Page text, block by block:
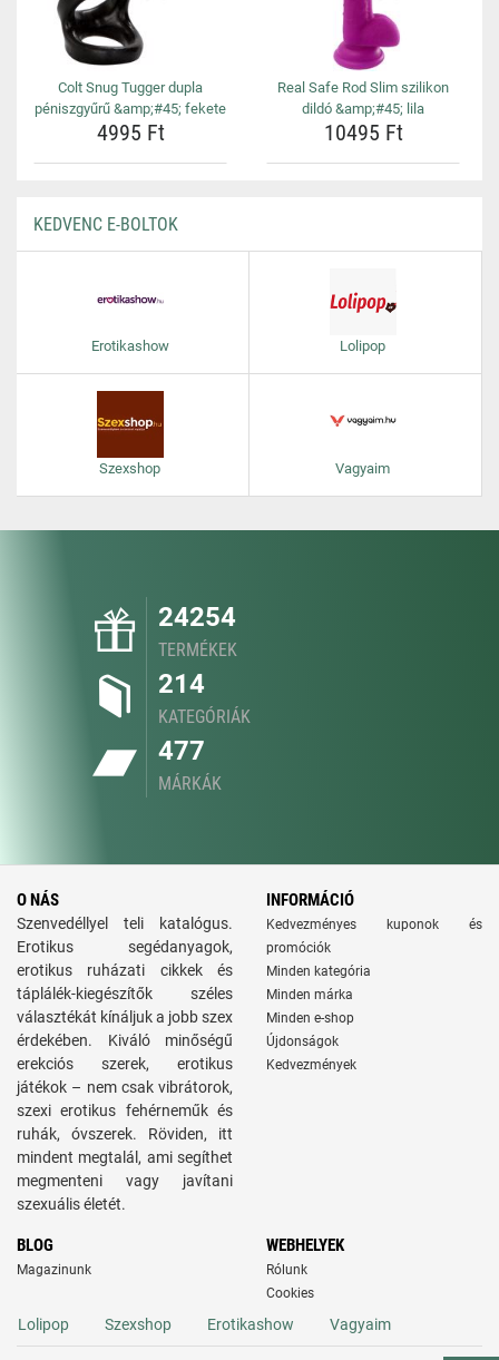
Colt Snug Tugger dupla
péniszgyűrű &amp;#45; fekete
4995 Ft
Real Safe Rod Slim szilikon
dildó &amp;#45; lila
10495 Ft
KEDVENC E-BOLTOK
Erotikashow Lolipop
Szexshop Vagyaim
24254
TERMÉKEK
214
KATEGÓRIÁK
477
MÁRKÁK
O NÁS
Szenvedéllyel teli katalógus.
Erotikus segédanyagok,
erotikus ruházati cikkek és
táplálék-kiegészítők széles
választékát kínáljuk a jobb szex
érdekében. Kiváló minőségű
erekciós szerek, erotikus
játékok – nem csak vibrátorok,
szexi erotikus fehérneműk és
ruhák, óvszerek. Röviden, itt
mindent megtalál, ami segíthet
megmenteni vagy javítani
szexuális életét.
INFORMÁCIÓ
Kedvezményes kuponok és
promóciók
Minden kategória
Minden márka
Minden e-shop
Újdonságok
Kedvezmények
BLOG
Magazinunk
WEBHELYEK
Rólunk
Cookies
Lolipop Szexshop Erotikashow Vagyaim